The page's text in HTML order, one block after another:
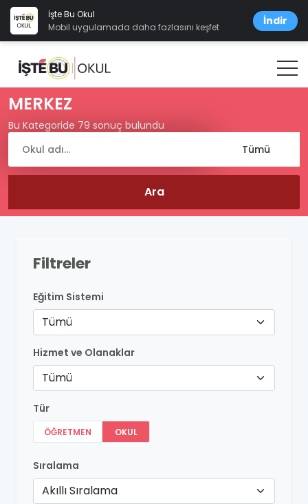
İşte Bu Okul
Mobil uygulamada daha fazlasını keşfet
İndir
MERKEZ
Bu Kategoride 79 sonuç bulundu
Filtreler
Eğitim Sistemi
Tümü
Hizmet ve Olanaklar
Tümü
Tür
ÖĞRETMEN OKUL
Sıralama
Akıllı Sıralama